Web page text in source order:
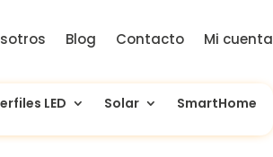
Blog Contacto Mi cuenta
LED Solar SmartHome